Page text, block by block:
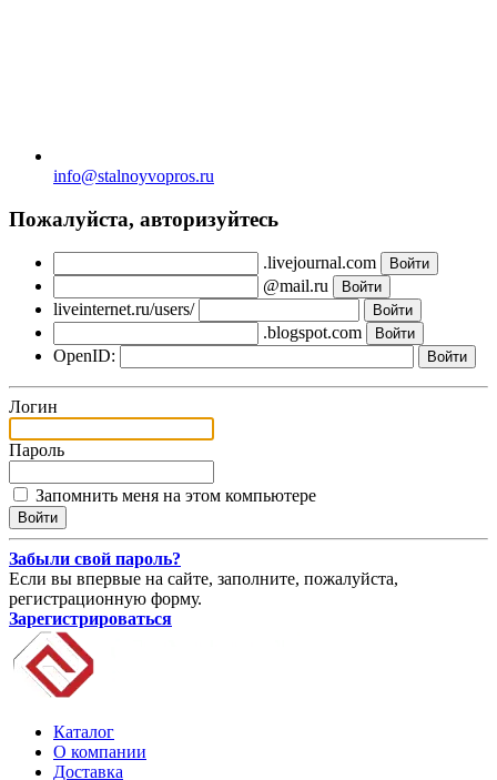
info@stalnoyvopros.ru
Пожалуйста, авторизуйтесь
.livejournal.com
@mail.ru
liveinternet.ru/users/
.blogspot.com
OpenID:
Логин
Пароль
Запомнить меня на этом компьютере
Забыли свой пароль?
Если вы впервые на сайте, заполните, пожалуйста,
регистрационную форму.
Зарегистрироваться
Каталог
О компании
Доставка